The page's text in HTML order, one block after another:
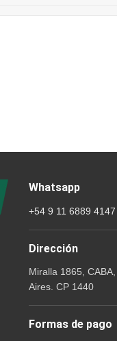
Whatsapp
+54 9 11 6889 4147
Dirección
Miralla 1865,
Aires. CP 1440
Formas de pago